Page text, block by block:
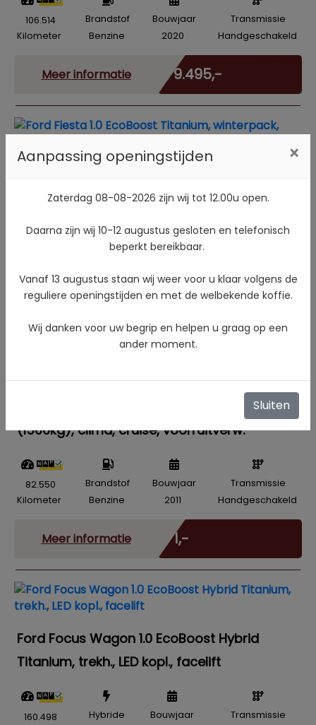
106.514
Kilometer
Brandstof
Benzine
Bouwjaar
2020
Transmissie
Handgeschakeld
Meer informatie € 9.495,-
winterpack, clima, pdc v+a, 15" lmv
Brandstof
Bouwjaar
Meer informatie
Incl. BTW
Ford Focus 1.6 EcoBoost Titanium, trekh.
(1500kg), clima, cruise, voorruitverw.
82.550
Kilometer
Brandstof
Benzine
Bouwjaar
2011
Transmissie
Handgeschakeld
Meer informatie € 1,-
Ford Focus Wagon 1.0 EcoBoost Hybrid
Titanium, trekh., LED kopl., facelift
160.498
Hybride
Bouwjaar
Transmissie
Aanpassing openingstijden ×
Zaterdag 08-08-2026 zijn wij tot 12.00u open.
Daarna zijn wij 10-12 augustus gesloten en telefonisch
beperkt bereikbaar.
Vanaf 13 augustus staan wij weer voor u klaar volgens de
reguliere openingstijden en met de welbekende koffie.
Wij danken voor uw begrip en helpen u graag op een
ander moment.
Sluiten